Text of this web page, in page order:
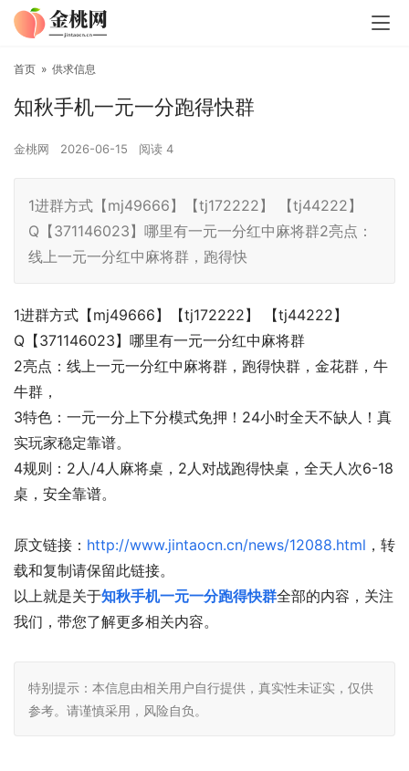
首页 » 供求信息
知秋手机一元一分跑得快群
金桃网 2026-06-15 阅读 4
1进群方式【mj49666】【tj172222】 【tj44222】
Q【371146023】哪里有一元一分红中麻将群2亮点：
线上一元一分红中麻将群，跑得快
1进群方式【mj49666】【tj172222】 【tj44222】
Q【371146023】哪里有一元一分红中麻将群
2亮点：线上一元一分红中麻将群，跑得快群，金花群，牛
牛群，
3特色：一元一分上下分模式免押！24小时全天不缺人！真
实玩家稳定靠谱。
4规则：2人/4人麻将桌，2人对战跑得快桌，全天人次6-18
桌，安全靠谱。
原文链接： http://www.jintaocn.cn/news/12088.html ，转
载和复制请保留此链接。
以上就是关于知秋手机一元一分跑得快群全部的内容，关注
我们，带您了解更多相关内容。
特别提示：本信息由相关用户自行提供，真实性未证实，仅供
参考。请谨慎采用，风险自负。